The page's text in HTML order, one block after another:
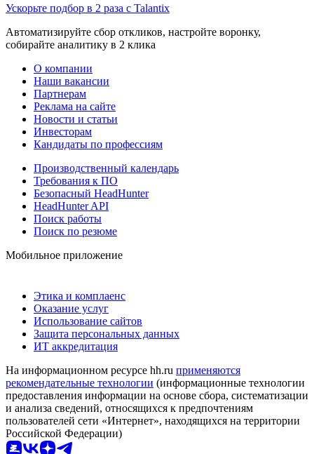
Ускорьте подбор в 2 раза с Talantix
Автоматизируйте сбор откликов, настройте воронку,
собирайте аналитику в 2 клика
О компании
Наши вакансии
Партнерам
Реклама на сайте
Новости и статьи
Инвесторам
Кандидаты по профессиям
Производственный календарь
Требования к ПО
Безопасный HeadHunter
HeadHunter API
Поиск работы
Поиск по резюме
Мобильное приложение
Этика и комплаенс
Оказание услуг
Использование сайтов
Защита персональных данных
ИТ аккредитация
На информационном ресурсе hh.ru применяются
рекомендательные технологии (информационные технологии
предоставления информации на основе сбора, систематизации
и анализа сведений, относящихся к предпочтениям
пользователей сети «Интернет», находящихся на территории
Российской Федерации)